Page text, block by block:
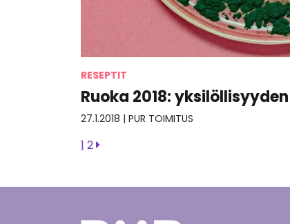
RESEPTIT
Ruoka 2018:
27.1.2018 | PUR TOIMITUS
1 2